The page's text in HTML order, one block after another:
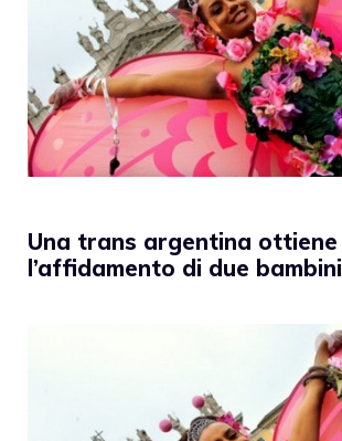
Una trans argentina ottiene
l’affidamento di due bambini